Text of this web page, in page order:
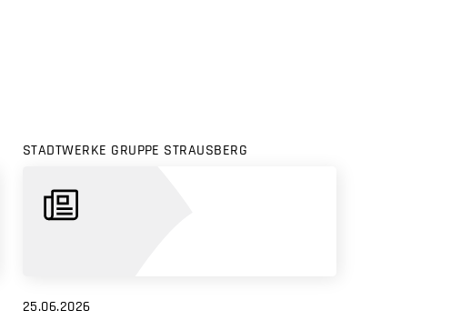
STADTWERKE GRUPPE STRAUSBERG
25.06.2026